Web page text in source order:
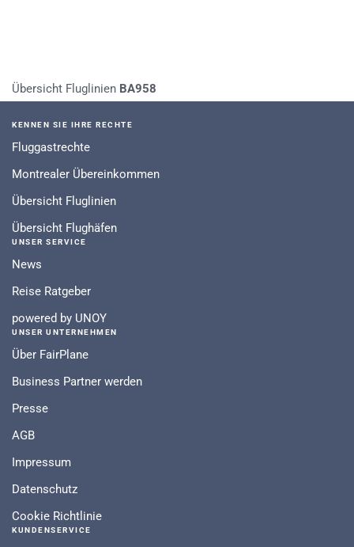
Übersicht Fluglinien BA958
KENNEN SIE IHRE RECHTE
Fluggastrechte
Montrealer Übereinkommen
Übersicht Fluglinien
Übersicht Flughäfen
UNSER SERVICE
News
Reise Ratgeber
powered by UNOY
UNSER UNTERNEHMEN
Über FairPlane
Business Partner werden
Presse
AGB
Impressum
Datenschutz
Cookie Richtlinie
KUNDENSERVICE